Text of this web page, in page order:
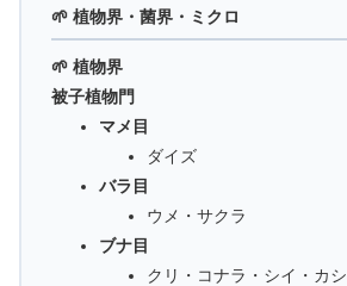
🌱 植物界・菌界・ミクロ
🌱 植物界
被子植物門
マメ目
ダイズ
バラ目
ウメ・サクラ
ブナ目
クリ・コナラ・シイ・カシ